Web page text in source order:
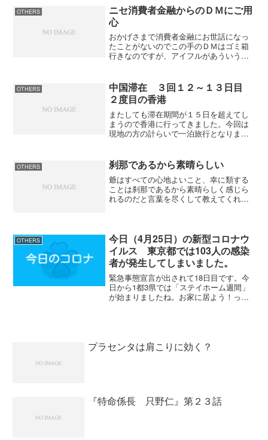
った場合、約8割の業者では「補償」の明
記がないとのこと...
OTHERS
ニセ消費者金融からのＤＭにご用
心
おかげさまで消費者金融にお世話になっ
たことがないのでこの手のＤＭはゴミ箱
行きなのですが、アイフルがあういうこ
キ株式会社）のニセＤＭにご注意という
のを見つけた。ＨＰに行っ...
OTHERS
中国滞在 ３回１２～１３日目
２度目の香港
またしても滞在期間が１５日を超えてし
まうので香港に行ってきました。今回は
現地の方の計らいで一泊旅行となりまし
は至りませんでした。 前回は上水とい
うひと駅だけ行ったところ...
OTHERS 刹那であるから素晴らしい
爺はすべての心地よいこと、幸に類する
ことは刹那であるから素晴らしく感じら
れるのだと言葉を尽くして教えてくれ
ある。旨いものも喉をすぎれ...
OTHERS
今日（4月25日）の新型コロナウ
イルス 東京都では103人の感染
者が発生してしまいました。
緊急事態宣言が出されて18日目です。今
日から1都3県では「ステイホーム週間」
が始まりましたね。お家に居よう！って
プラセンタは肩こりに効く？
『特命係長 只野仁』第２３話